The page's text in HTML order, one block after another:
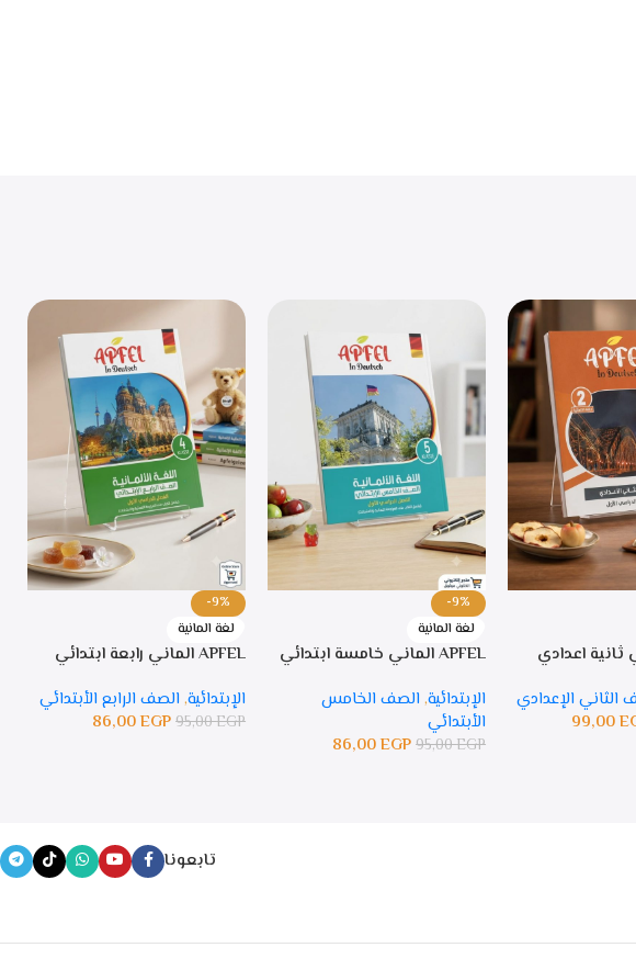
الثاني الإعدادي
99,00
-9%
لغة المانية
APFEL الماني خامسة ابتدائي
الإبتدائية, الصف الخامس
الأبتدائي
95,00EGP
86,00EGP
-9%
لغة المانية
APFEL الماني رابعة ابتدائي
الإبتدائية, الصف الرابع الأبتدائي
95,00EGP
86,00EGP
تابعونا